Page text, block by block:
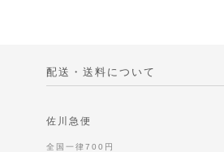
配送・送料について
佐川急便
全国一律700円